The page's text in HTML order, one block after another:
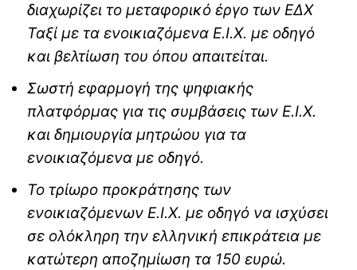
διαχωρίζει το μεταφορικό έργο των ΕΔΧ
Ταξί με τα ενοικιαζόμενα Ε.Ι.Χ. με οδηγό
και βελτίωση του όπου απαιτείται.
Σωστή εφαρμογή της ψηφιακής
πλατφόρμας για τις συμβάσεις των Ε.Ι.Χ.
και δημιουργία μητρώου για τα
ενοικιαζόμενα με οδηγό.
Το τρίωρο προκράτησης των
ενοικιαζόμενων Ε.Ι.Χ. με οδηγό να ισχύσει
σε ολόκληρη την ελληνική επικράτεια με
κατώτερη αποζημίωση τα 150 ευρώ.